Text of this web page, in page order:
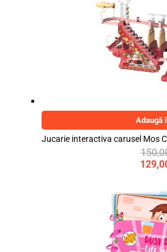
Adaugă
Jucarie interactiva carusel Mos